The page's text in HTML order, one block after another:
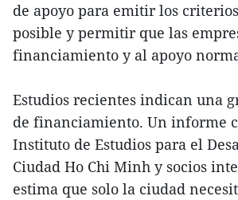
de apoyo para emitir los
posible y permitir que las
financiamiento y al apoyo
Estudios recientes indican una
de financiamiento. Un informe
Instituto de Estudios para el
Ciudad Ho Chi Minh y socios
estima que solo la ciudad